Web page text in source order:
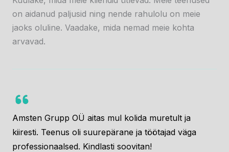
on aidanud paljusid ning nende rahulolu on meie
jaoks oluline. Vaadake, mida nemad meie kohta
arvavad.
Amsten Grupp OÜ aitas mul kolida muretult ja
kiiresti. Teenus oli suurepärane ja töötajad väga
professionaalsed. Kindlasti soovitan!